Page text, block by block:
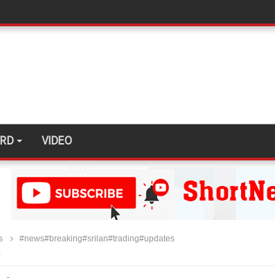
வீச்சு!
- சர்வதேச பொலிஸாருடன் இலங்கை இணைந்து நடவடிக்கை!
தரங்க முதலிடத்தில்!
இந்தியா கோரிக்கை!
VIDEO
#news#breaking#srilan#trading#updates